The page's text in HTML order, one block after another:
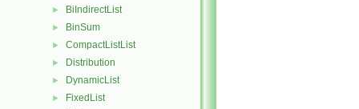
► BiIndirectList
► BinSum
► CompactListList
► Distribution
► DynamicList
► FixedList